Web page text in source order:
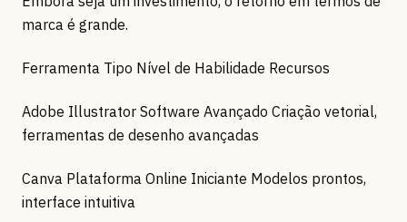
marca é grande.
Ferramenta Tipo Nível de Habilidade Recursos
Adobe Illustrator Software Avançado Criação vetorial,
ferramentas de desenho avançadas
Canva Plataforma Online Iniciante Modelos prontos,
interface intuitiva